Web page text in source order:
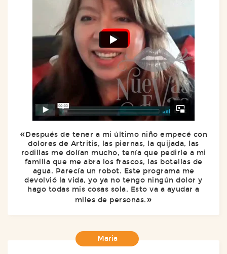
Después de tener a mi último niño empecé con
dolores de Artritis, las piernas, la quijada, las
rodillas me dolían mucho, tenía que pedirle a mi
familia que me abra los frascos, las botellas de
agua. Parecía un robot. Este programa me
devolvió la vida, yo ya no tengo ningún dolor y
hago todas mis cosas sola. Esto va a ayudar a
miles de personas.
Maria